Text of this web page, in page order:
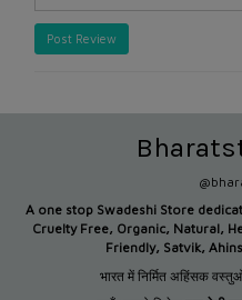
Post Review
A one stop Swadeshi Store
Cruelty Free, Organic, Natural,
Friendly, Satvik,
भारत में निर्मित अहिंसक